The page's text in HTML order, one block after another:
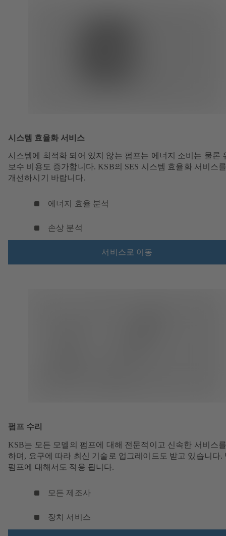
시스템 효율화 서비스
시스템에 최적화 되어 있지 않는 펌프는 에너지 소비는 물론
보수 비용도 증가합니다. KSB의 SES 시스템 효율화 서비스
개선하시기 바랍니다.
에너지 효율 분석
손상 분석
서비스로 이동
펌프 수리
KSB는 모든 모델의 펌프에 대해 전문적이고 신속한 서비스
하며, 요구에 따라 최신 기술로 업그레이드도 받고 있습니다.
펌프에 대해서도 적용 됩니다.
모든 제조사
장치 서비스